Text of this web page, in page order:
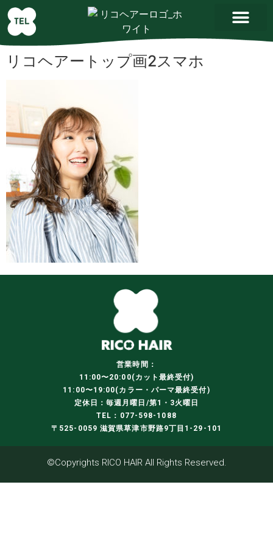
リコヘアートップ画2スマホ
営業時間：
11:00〜20:00(カット最終受付)
11:00〜19:00(カラー・パーマ最終受付)
定休日：毎週月曜日/第1・3火曜日
TEL：077-598-1088
〒525-0059 滋賀県草津市野路9丁目1-29-101
©Copyrights RICO HAIR All Rights Reserved.